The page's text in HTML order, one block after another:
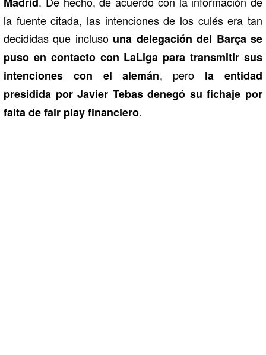
la fuente citada, las intenciones de los culés era tan
decididas que incluso una delegación del Barça se
puso en contacto con LaLiga para transmitir sus
intenciones con el alemán, pero la entidad
presidida por Javier Tebas denegó su fichaje por
falta de fair play financiero.